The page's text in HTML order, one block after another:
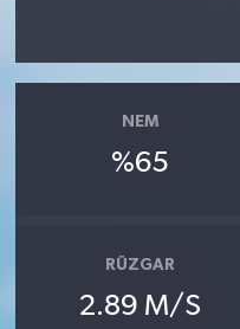
NEM
%65
RÜZGAR
2.89 M/S